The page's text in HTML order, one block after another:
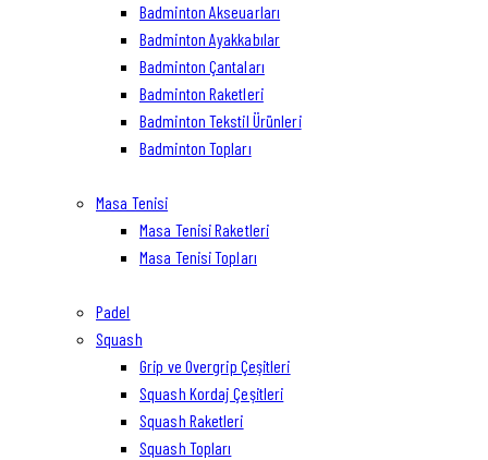
Badminton Akseuarları
Badminton Ayakkabılar
Badminton Çantaları
Badminton Raketleri
Badminton Tekstil Ürünleri
Badminton Topları
Masa Tenisi
Masa Tenisi Raketleri
Masa Tenisi Topları
Padel
Squash
Grip ve Overgrip Çeşitleri
Squash Kordaj Çeşitleri
Squash Raketleri
Squash Topları